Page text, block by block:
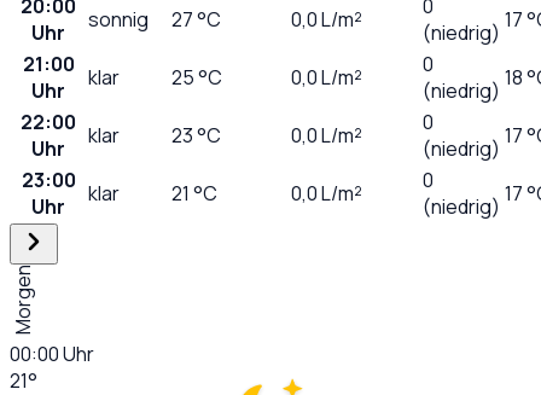
20:00
Uhr
sonnig 27°C 0,0L/m²
0
(niedrig) 17
21:00
Uhr
klar 25°C 0,0L/m²
0
(niedrig) 18
22:00
Uhr
klar 23°C 0,0L/m²
0
(niedrig) 17
23:00
Uhr
klar 21 °C 0,0L/m²
0
(niedrig) 17
Morgen
00:00Uhr
21°